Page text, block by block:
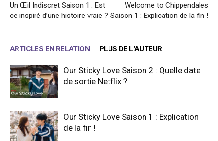
Un Œil Indiscret Saison 1 : Est
ce inspiré d’une histoire vraie ?
Welcome to Chippendales
Saison 1 : Explication de la fin !
ARTICLES EN RELATION PLUS DE L'AUTEUR
Our Sticky Love Saison 2 : Quelle date
de sortie Netflix ?
Our Sticky Love Saison 1 : Explication
de la fin !